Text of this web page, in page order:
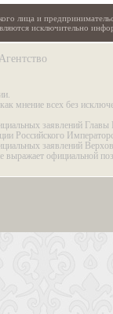
лица и
исключительно
мнение всех без
заявлений Главы
Российского
заявлений
выражает официальной